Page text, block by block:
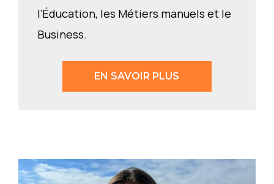
l’Éducation, les Métiers manuels et le
Business.
EN SAVOIR PLUS